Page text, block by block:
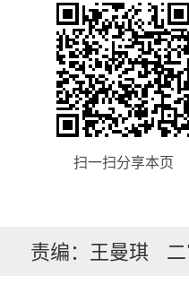
扫一扫分享本页
责编：王曼琪